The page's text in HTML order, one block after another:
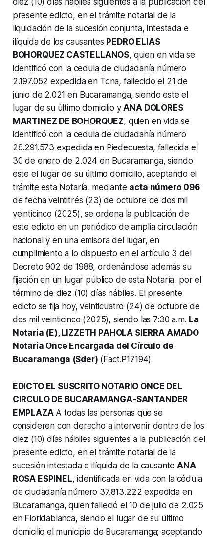
presente edicto, en el trámite notarial de la
liquidación de la sucesión conjunta, intestada e
ilíquida de los causantes PEDRO ELIAS
BOHORQUEZ CASTELLANOS, quien en vida se
identificó con la cedula de ciudadanía número
2.197.052 expedida en Tona, fallecido el 21 de
junio de 2.021 en Bucaramanga, siendo este el
lugar de su último domicilio yANA DOLORES
MARTINEZ DE BOHORQUEZ, quien en vida se
identificó con la cedula de ciudadanía número
28.291.573 expedida en Piedecuesta, fallecida el
30 de enero de 2.024 en Bucaramanga, siendo
este el lugar de su último domicilio, aceptando el
trámite esta Notaría, mediante acta número 096
de fecha veintitrés (23) de octubre de dos mil
veinticinco (2025), se ordena la publicación de
este edicto en un periódico de amplia circulación
nacional y en una emisora del lugar, en
cumplimiento a lo dispuesto en el artículo 3 del
Decreto 902 de 1988, ordenándose además su
fijación en un lugar público de esta Notaría, por el
término de diez (10) días hábiles. El presente
edicto se fija hoy, veinticuatro (24) de octubre de
dos mil veinticinco (2025), siendo las 7:30 a.m. La
Notaria (E), LIZZETH PAHOLA SIERRA AMADO
Notaria Once Encargada del Círculo de
Bucaramanga (Sder) (Fact.P17194)
EDICTO EL SUSCRITO NOTARIO ONCE DEL
CIRCULO DE BUCARAMANGA-SANTANDER
EMPLAZAA todas las personas que se
consideren con derecho a intervenir dentro de los
diez (10) días hábiles siguientes a la publicación del
presente edicto, en el trámite notarial de la
sucesión intestada e ilíquida de la causanteANA
ROSA ESPINEL, identificada en vida con la cédula
de ciudadanía número 37.813.222 expedida en
Bucaramanga, quien falleció el 10 de julio de 2.025
en Floridablanca, siendo el lugar de su último
domicilio el municipio de Bucaramanga; aceptando